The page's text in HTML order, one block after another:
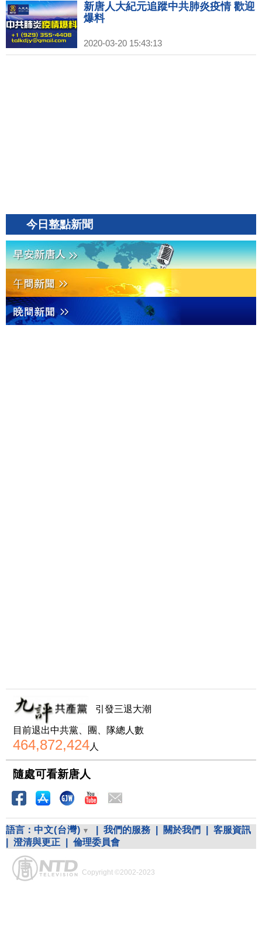
新唐人大紀元追蹤中共肺炎疫情 歡迎
爆料
2020-03-20 15:43:13
今日整點新聞
引發三退大潮
目前退出中共黨、團、隊總人數
464,872,424人
隨處可看新唐人
語言： 中文(台灣) 我們的服務 關於我們
客服資訊
澄清與更正 倫理委員會
Copyright ©2002-2023